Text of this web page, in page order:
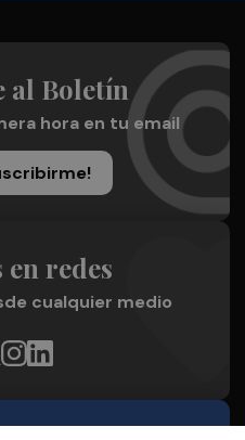
al Boletín
hora en tu email
en redes
cualquier medio